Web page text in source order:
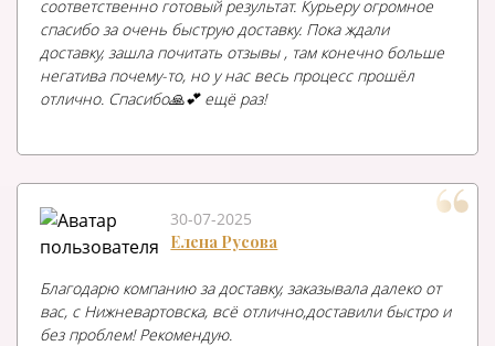
соответственно готовый результат. Курьеру огромное
спасибо за очень быструю доставку. Пока ждали
доставку, зашла почитать отзывы , там конечно больше
негатива почему-то, но у нас весь процесс прошёл
отлично. Спасибо🙏💕 ещё раз!
30-07-2025
Елена Русова
Благодарю компанию за доставку, заказывала далеко от
вас, с Нижневартовска, всё отлично,доставили быстро и
без проблем! Рекомендую.